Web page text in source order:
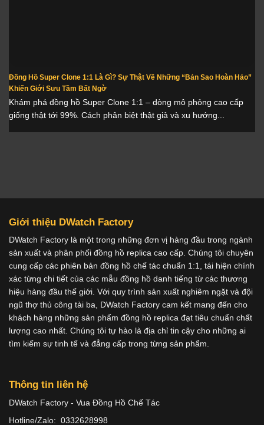
Đồng Hồ Super Clone 1:1 Là Gì? Sự Thật Về Những “Bản Sao Hoàn Hảo”
Khiến Giới Sưu Tầm Bất Ngờ
Khám phá đồng hồ Super Clone 1:1 – dòng mô phỏng cao cấp
giống thật tới 99%. Cách phân biệt thật giả và xu hướng...
Giới thiệu DWatch Factory
DWatch Factory là một trong những đơn vị hàng đầu trong ngành
sản xuất và phân phối đồng hồ replica cao cấp. Chúng tôi chuyên
cung cấp các phiên bản đồng hồ chế tác chuẩn 1:1, tái hiện chính
xác từng chi tiết của các mẫu đồng hồ danh tiếng từ các thương
hiệu hàng đầu thế giới. Với quy trình sản xuất nghiêm ngặt và đội
ngũ thợ thủ công tài ba, DWatch Factory cam kết mang đến cho
khách hàng những sản phẩm đồng hồ replica đạt tiêu chuẩn chất
lượng cao nhất. Chúng tôi tự hào là địa chỉ tin cậy cho những ai
tìm kiếm sự tinh tế và đẳng cấp trong từng sản phẩm.
Thông tin liên hệ
DWatch Factory - Vua Đồng Hồ Chế Tác
Hotline/Zalo: 0332628998